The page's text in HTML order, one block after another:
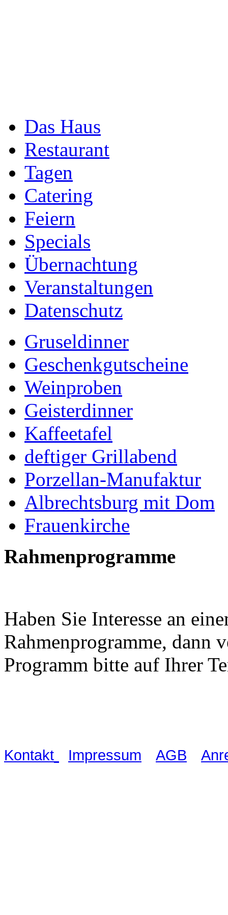
Das Haus
Restaurant
Tagen
Catering
Feiern
Specials
Übernachtung
Veranstaltungen
Datenschutz
Gruseldinner
Geschenkgutscheine
Weinproben
Geisterdinner
Kaffeetafel
deftiger Grillabend
Porzellan-Manufaktur
Albrechtsburg mit Dom
Frauenkirche
Rahmenprogramme
Haben Sie Interesse an
Rahmenprogramme, dann
Programm bitte auf Ihrer
Kontakt Impressum AGB